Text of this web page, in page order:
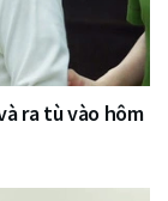
ra tù vào hôm